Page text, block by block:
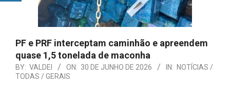
PF e PRF interceptam caminhão e apreendem
quase 1,5 tonelada de maconha
BY: VALDEI ON: 30 DE JUNHO DE 2026 IN: NOTÍCIAS /
TODAS / GERAIS